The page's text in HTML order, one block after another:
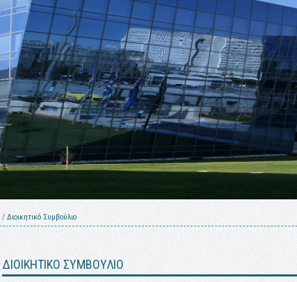
/ Διοικητικό Συμβούλιο
ΔΙΟΙΚΗΤΙΚΟ ΣΥΜΒΟΥΛΙΟ